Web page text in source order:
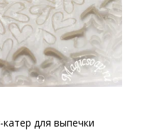
для выпечки